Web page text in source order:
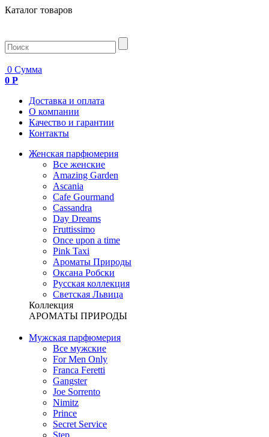
Каталог товаров
0 Сумма
0 Р
Доставка и оплата
О компании
Качество и гарантии
Контакты
Женская парфюмерия
Все женские
Amazing Garden
Ascania
Cafe Gourmand
Cassandra
Day Dreams
Fruttissimo
Once upon a time
Pink Taxi
Ароматы Природы
Оксана Робски
Русская коллекция
Светская Львица
Коллекция
АРОМАТЫ ПРИРОДЫ
Мужская парфюмерия
Все мужские
For Men Only
Franca Feretti
Gangster
Joe Sorrento
Nimitz
Prince
Secret Service
Step